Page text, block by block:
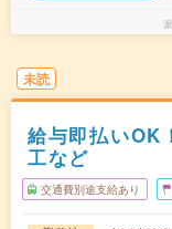
未読
給与即払いOK
工など
交通費別途支給あり